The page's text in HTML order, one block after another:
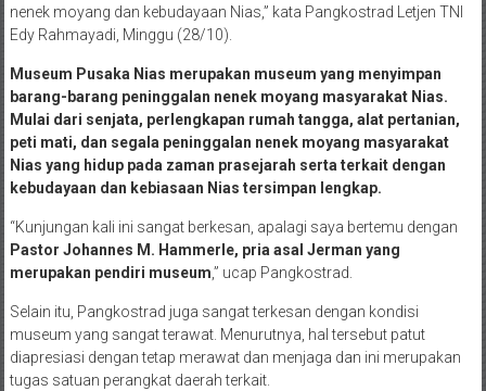
nenek moyang dan kebudayaan Nias,” kata Pangkostrad Letjen TNI
Edy Rahmayadi, Minggu (28/10).
Museum Pusaka Nias merupakan museum yang menyimpan
barang-barang peninggalan nenek moyang masyarakat Nias.
Mulai dari senjata, perlengkapan rumah tangga, alat pertanian,
peti mati, dan segala peninggalan nenek moyang masyarakat
Nias yang hidup pada zaman prasejarah serta terkait dengan
kebudayaan dan kebiasaan Nias tersimpan lengkap.
“Kunjungan kali ini sangat berkesan, apalagi saya bertemu dengan
Pastor Johannes M. Hammerle, pria asal Jerman yang
merupakan pendiri museum,” ucap Pangkostrad.
Selain itu, Pangkostrad juga sangat terkesan dengan kondisi
museum yang sangat terawat. Menurutnya, hal tersebut patut
diapresiasi dengan tetap merawat dan menjaga dan ini merupakan
tugas satuan perangkat daerah terkait.